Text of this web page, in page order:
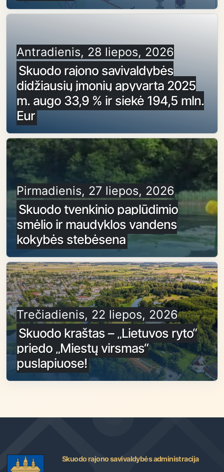
Antradienis, 28 liepos, 2026
Skuodo rajono savivaldybės
didžiausių įmonių apyvarta 2025
m. augo 33,9 % ir siekė 194,5 mln.
Eur
Pirmadienis, 27 liepos, 2026
Skuodo tvenkinio paplūdimio
smėlio ir maudyklos vandens
kokybės stebėsena
Trečiadienis, 22 liepos, 2026
Skuodo kraštas – „Lietuvos ryto“
priedo „Miestų virsmas“
puslapiuose!
Skuodo rajono savivaldybės administracija